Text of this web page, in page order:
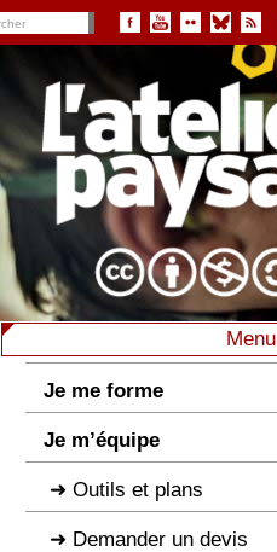
Menu
Je me forme
Je m’équipe
Outils et plans
Demander un devis